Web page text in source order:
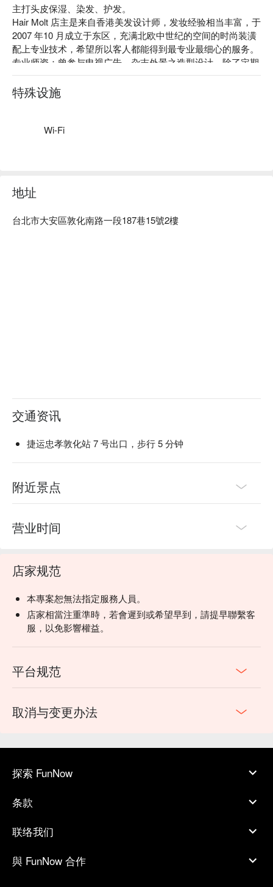
主打头皮保湿、染发、护发。
Hair Molt 店主是来自香港美发设计师，发妆经验相当丰富，于
2007 年10 月成立于东区，充满北欧中世纪的空间的时尚装潢
配上专业技术，希望所以客人都能得到最专业最细心的服务。
专业师资：曾参与电视广告、杂志外景之造型设计，除了定期
参加英国年度发型发表会外，还会引进新型的专业器具喔。
质感装潢：店内装潢充满浓郁的复古风情，无论是座位前放置
的好莱坞灯泡化妆镜，还是墙壁上装贴的大地色圆形磁砖，均
绝佳位置：靠近捷运忠孝敦化站，虽隐身巷弄，但因位处百
特殊设施
Wi-Fi
地址
台北市大安區敦化南路一段187巷15號2樓
交通资讯
捷运忠孝敦化站 7 号出口，步行 5 分钟
附近景点
营业时间
店家规范
本專案恕無法指定服務人員。
店家相當注重準時，若會遲到或希望早到，請提早聯繫客
服，以免影響權益。
平台规范
取消与变更办法
探索 FunNow
条款
联络我们
與 FunNow 合作